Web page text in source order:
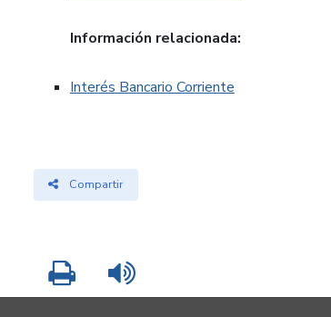
Información relacionada:
Interés Bancario Corriente
Compartir
Imprimir